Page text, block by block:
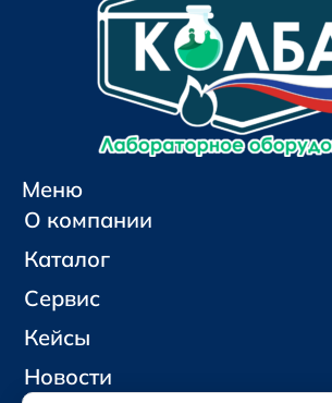
Меню
О компании
Каталог
Сервис
Кейсы
Новости